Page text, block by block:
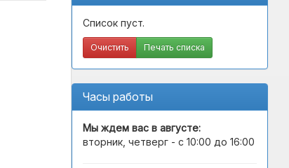
Список пуст.
Очистить Печать списка
Часы работы
Мы ждем вас в августе:
вторник, четверг - с 10:00 до 16:00